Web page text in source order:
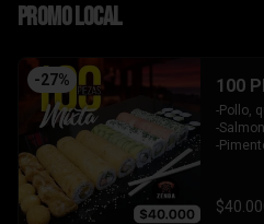
PROMO LOCAL
-27% 100
-Pollo,
-
-
-